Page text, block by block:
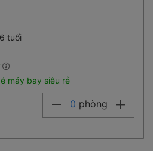
tuổi
máy bay siêu rẻ
0 phòng